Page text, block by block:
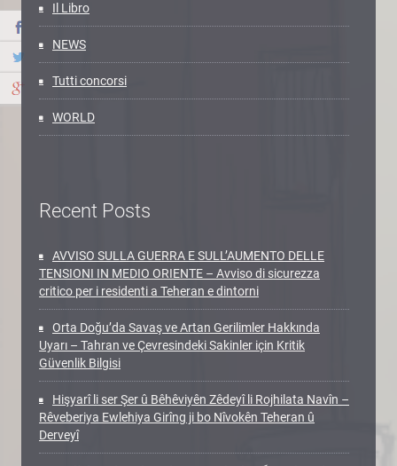
Il Libro
NEWS
Tutti concorsi
WORLD
Recent Posts
AVVISO SULLA GUERRA E SULL’AUMENTO DELLE
TENSIONI IN MEDIO ORIENTE – Avviso di sicurezza
critico per i residenti a Teheran e dintorni
Orta Doğu’da Savaş ve Artan Gerilimler Hakkında
Uyarı – Tahran ve Çevresindeki Sakinler için Kritik
Güvenlik Bilgisi
Hişyarî li ser Şer û Bêhêviyên Zêdeyî li Rojhilata Navîn –
Rêveberiya Ewlehiya Girîng ji bo Nîvokên Teheran û
Derveyî